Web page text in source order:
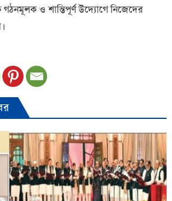
গঠনমূলক ও শান্তিপূর্ণ উদ্যোগে নিজেদের